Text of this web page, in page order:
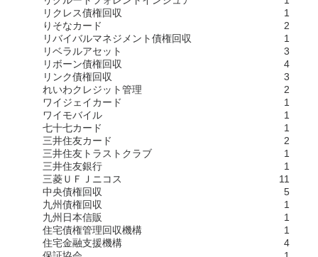
リクレス債権回収
1
りそなカード
2
リバイバルマネジメント債権回収
1
リベラルアセット
3
リボーン債権回収
4
リンク債権回収
3
れいわクレジット管理
2
ワイジェイカード
1
ワイモバイル
1
七十七カード
1
三井住友カード
2
三井住友トラストクラブ
1
三井住友銀行
1
三菱ＵＦＪニコス
11
中央債権回収
5
九州債権回収
1
九州日本信販
1
住宅債権管理回収機構
1
住宅金融支援機構
4